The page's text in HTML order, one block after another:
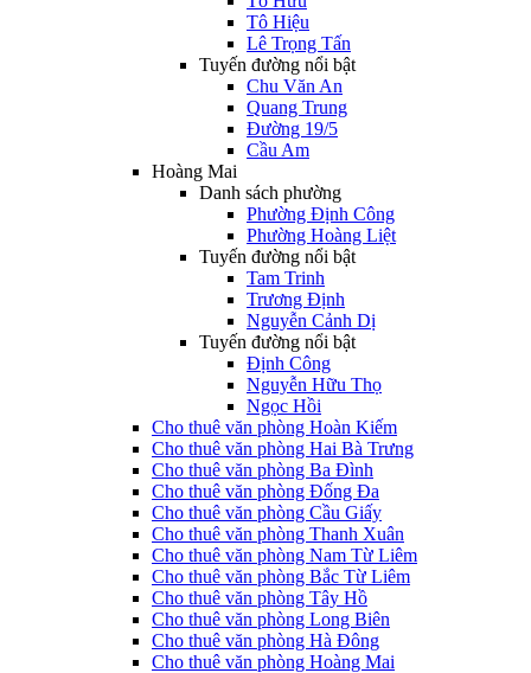
Tô Hiệu
Lê Trọng Tấn
Tuyến đường nổi bật
Chu Văn An
Quang Trung
Đường 19/5
Cầu Am
Hoàng Mai
Danh sách phường
Phường Định Công
Phường Hoàng Liệt
Tuyến đường nổi bật
Tam Trinh
Trương Định
Nguyễn Cảnh Dị
Tuyến đường nổi bật
Định Công
Nguyễn Hữu Thọ
Ngọc Hồi
Cho thuê văn phòng Hoàn Kiếm
Cho thuê văn phòng Hai Bà Trưng
Cho thuê văn phòng Ba Đình
Cho thuê văn phòng Đống Đa
Cho thuê văn phòng Cầu Giấy
Cho thuê văn phòng Thanh Xuân
Cho thuê văn phòng Nam Từ Liêm
Cho thuê văn phòng Bắc Từ Liêm
Cho thuê văn phòng Tây Hồ
Cho thuê văn phòng Long Biên
Cho thuê văn phòng Hà Đông
Cho thuê văn phòng Hoàng Mai